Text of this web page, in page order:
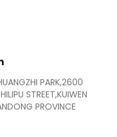
PARK,2600
STREET,KUIWEN
PROVINCE